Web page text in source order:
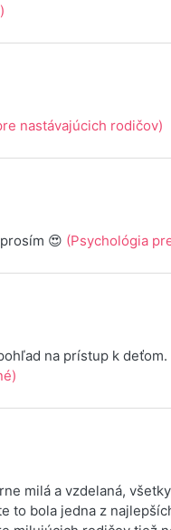
nastávajúcich rodičov)
😍 (Psychológia
na prístup k deťom.
milá a vzdelaná,
to bola jedna z